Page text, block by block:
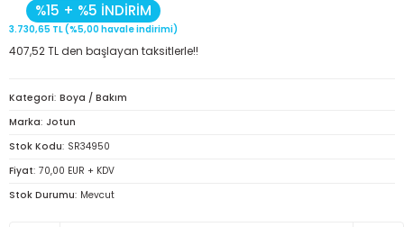
%15 + %5 İNDİRİM
3.730,65 TL (%5,00 havale indirimi)
407,52 TL den başlayan taksitlerle!!
Kategori Boya / Bakım
Marka Jotun
Stok Kodu SR34950
Fiyat 70,00 EUR + KDV
Stok Durumu Mevcut